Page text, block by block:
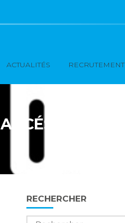
ACTUALITÉS RECRUTEMENT
?
Blog
sidebar
RECHERCHER
Rechercher :